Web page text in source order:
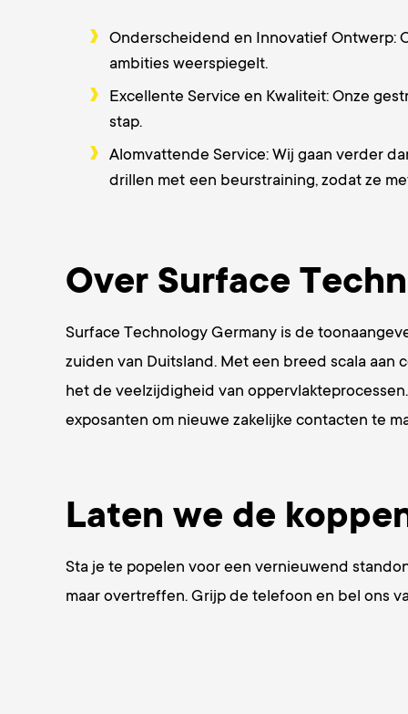
Onderscheidend en Innovatief Ontwerp:
ambities weerspiegelt.
Excellente Service en Kwaliteit: Onze
stap.
Alomvattende Service: Wij gaan verder
drillen met een beurstraining, zodat ze
Over Surface
Surface Technology Germany is de
zuiden van Duitsland. Met een breed scala
het de veelzijdigheid van
exposanten om nieuwe zakelijke contacten te
Laten we de
Sta je te popelen voor een vernieuwend
maar overtreffen. Grijp de telefoon en bel ons